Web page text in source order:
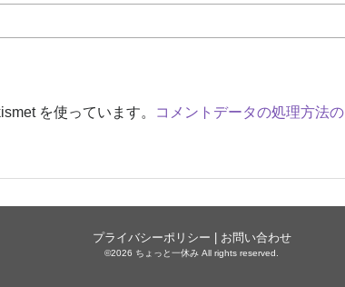
を使っています。
コメントデータの処理方法の
プライバシーポリシー お問い合わせ
©2026 ちょっと一休み All rights reserved.